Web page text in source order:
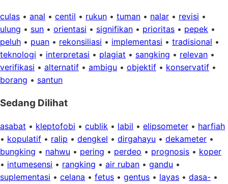
culas • anal • centil • rukun • tuman • nalar • revisi •
ulung • sun • orientasi • signifikan • prioritas • pepek •
peluh • puan • rekonsiliasi • implementasi • tradisional •
teknologi • interpretasi • plagiat • sangking • relevan •
verifikasi • alternatif • ambigu • objektif • konservatif •
borang • santun
Sedang Dilihat
asabat • kleptofobi • cublik • labil • elipsometer • harfiah
• kopulatif • ralip • dengkel • dirgahayu • dekameter •
bungking • nahwu • pering • perdeo • prognosis • koper
• intumesensi • rangking • air ruban • gandu •
suplementasi • celana • fetus • gentus • layas • dasa- •